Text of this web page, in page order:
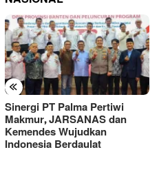
«
Sinergi PT Palma Pertiwi
Makmur, JARSANAS dan
Kemendes Wujudkan
Indonesia Berdaulat